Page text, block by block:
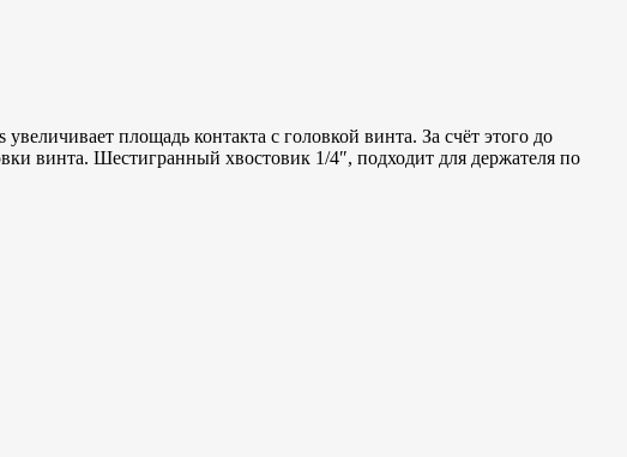
площадь контакта с головкой винта. За счёт этого до
винта. Шестигранный хвостовик 1/4″, подходит для держателя по